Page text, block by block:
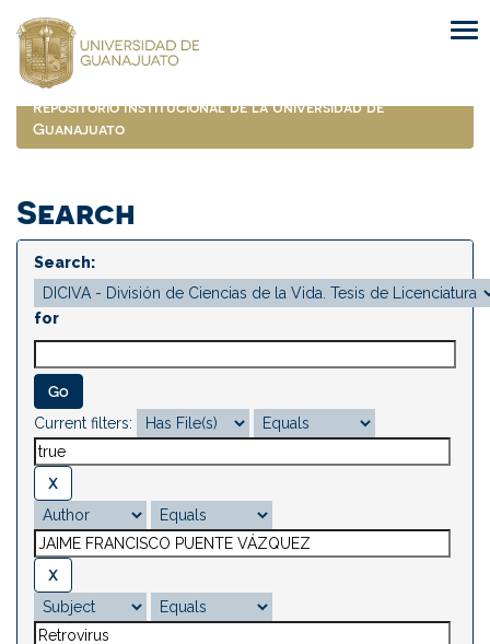
navigation
Repositorio Institucional de la Universidad de
Guanajuato
Search
Search:
for
Current filters: